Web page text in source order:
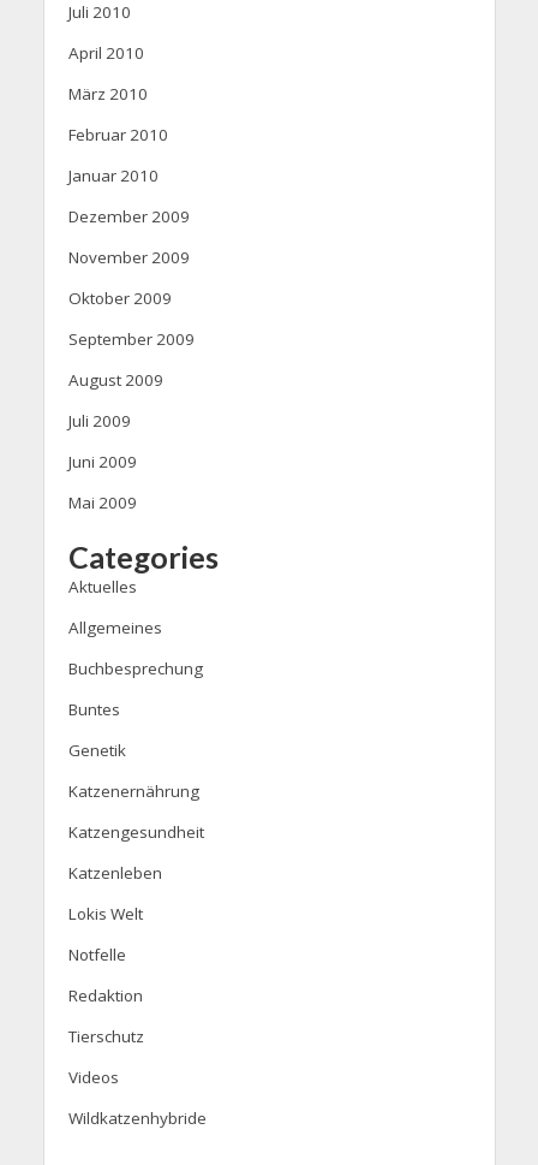
Juli 2010
April 2010
März 2010
Februar 2010
Januar 2010
Dezember 2009
November 2009
Oktober 2009
September 2009
August 2009
Juli 2009
Juni 2009
Mai 2009
Categories
Aktuelles
Allgemeines
Buchbesprechung
Buntes
Genetik
Katzenernährung
Katzengesundheit
Katzenleben
Lokis Welt
Notfelle
Redaktion
Tierschutz
Videos
Wildkatzenhybride